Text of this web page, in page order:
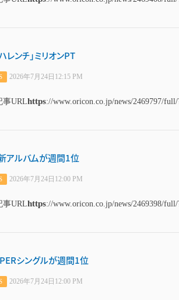
レンチ」ミリオンPT
2026年7月24日12:15 PM
事URLhttps://www.oricon.co.jp/news/2469797/full/
アルバムが週間1位
2026年7月24日12:00 PM
事URLhttps://www.oricon.co.jp/news/2469398/full/
シングルが週間1位
2026年7月24日12:00 PM